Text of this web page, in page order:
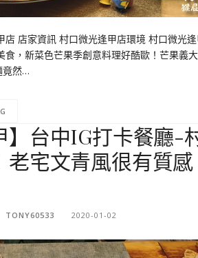
店 店家資訊 村口微光逢甲店環境 村口微光
食，新菜色芒果季創意料理好酷歐！芒果義
竟然…
】台中IG打卡餐廳
老宅文青風很有質
TONY60533 2020-01-02